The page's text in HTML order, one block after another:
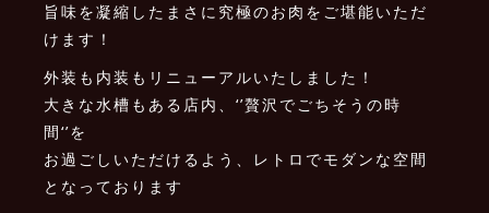
旨味を凝縮したまさに究極のお肉をご堪能いただ
けます！
外装も内装もリニューアルいたしました！
大きな水槽もある店内、‘’贅沢でごちそうの時
間‘’を
お過ごしいただけるよう、レトロでモダンな空間
となっております